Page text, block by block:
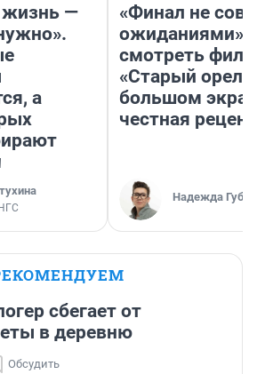
жизнь —
а
«Финал не
ожиданиями»:
смотреть
«Старый орел»
большом
честная
Надежда
сбегает от
в деревню
Обсудить